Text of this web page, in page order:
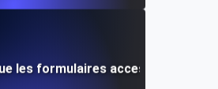
les formulaires accessibles ?